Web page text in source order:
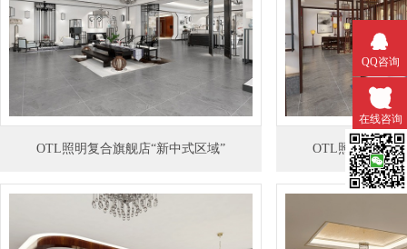
OTL照明复合旗舰店“新中式区域” OTL照明复合旗
QQ咨询
在线咨询
微信扫一扫